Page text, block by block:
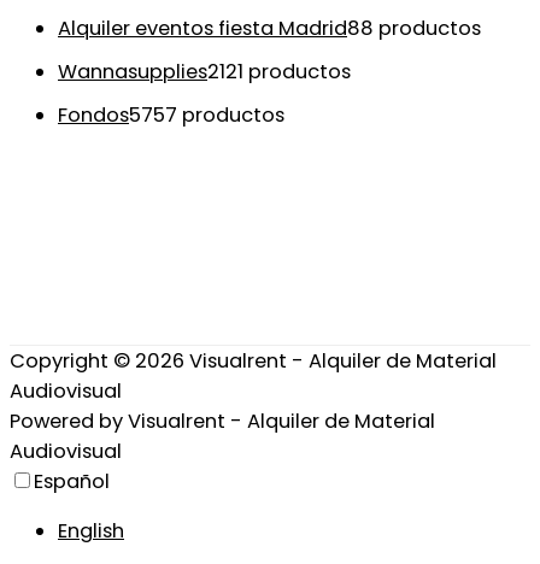
Alquiler eventos fiesta Madrid88 productos
Wannasupplies2121 productos
Fondos5757 productos
Copyright © 2026 Visualrent - Alquiler de Material
Audiovisual
Powered byVisualrent - Alquiler de Material
Audiovisual
Español
English